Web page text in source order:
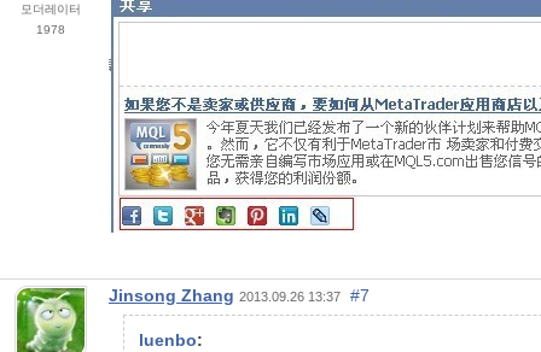
모더레이터
1978
Jinsong Zhang 2013.09.26 13:37 #7
luenbo: